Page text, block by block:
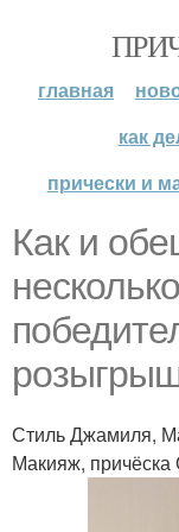
главная
как
прически и
Как и
Стиль Джамиля,
Макияж,